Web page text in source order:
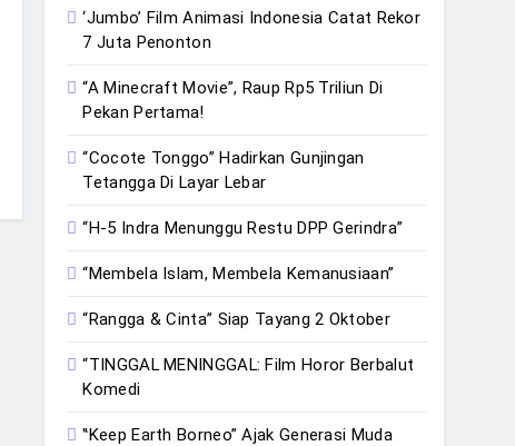
‘Jumbo’ Film Animasi Indonesia Catat Rekor
7 Juta Penonton
“A Minecraft Movie”, Raup Rp5 Triliun Di
Pekan Pertama!
“Cocote Tonggo” Hadirkan Gunjingan
Tetangga Di Layar Lebar
“H-5 Indra Menunggu Restu DPP Gerindra”
“Membela Islam, Membela Kemanusiaan”
“Rangga & Cinta” Siap Tayang 2 Oktober
“TINGGAL MENINGGAL: Film Horor Berbalut
Komedi
‟Keep Earth Borneo” Ajak Generasi Muda